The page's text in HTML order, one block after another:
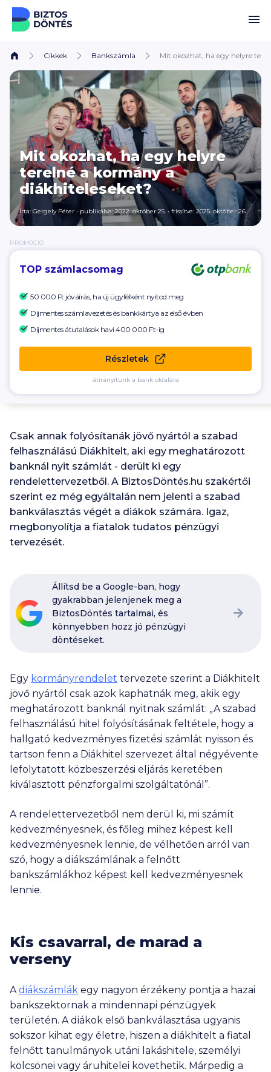
Ugrás a tartalomhoz
Cikkek Bankszámla Mit okozhat, ha egy helyre
Mit okozhat, ha egy helyre
terelné a kormány a
diákhiteleseket?
Írta:Gergely Péter • publikálva: 2022. október 25. • frissítve: 2025. október 26.
PROMÓCIÓ
TOP számlacsomag
50 000 Ft jóváírás, ha új ügyfélként nyitod meg
Díjmentes számlavezetés és bankkártya az első évben
Díjmentes átutalások havi 400 000 Ft-ig
Részletek
átirányítunk a bank oldalára
Csak annak folyósítanák jövő nyártól a szabad
felhasználású Diákhitelt, aki egy meghatározott
banknál nyit számlát - derült ki egy
rendelettervezetből. A BiztosDöntés.hu szakértői
szerint ez még egyáltalán nem jelenti a szabad
bankválasztás végét a diákok számára. Igaz,
megbonyolítja a fiatalok tudatos pénzügyi
tervezését.
Állítsd be a Google-ban, hogy
gyakrabban jelenjenek meg a
BiztosDöntés tartalmai, és
könnyebben hozz jó pénzügyi
döntéseket.
Egy kormányrendelet tervezete szerint a Diákhitelt
jövő nyártól csak azok kaphatnák meg, akik egy
meghatározott banknál nyitnak számlát: „A szabad
felhasználású hitel folyósításának feltétele, hogy a
hallgató kedvezményes fizetési számlát nyisson és
tartson fenn a Diákhitel szervezet által négyévente
lefolytatott közbeszerzési eljárás keretében
kiválasztott pénzforgalmi szolgáltatónál”.
A rendelettervezetből nem derül ki, mi számít
kedvezményesnek, és főleg mihez képest kell
kedvezményesnek lennie, de vélhetően arról van
szó, hogy a diákszámlának a felnőtt
bankszámlákhoz képest kell kedvezményesnek
lennie.
Kis csavarral, de marad a
verseny
Adiákszámlák egy nagyon érzékeny pontja a hazai
bankszektornak a mindennapi pénzügyek
területén. A diákok első bankválasztása ugyanis
sokszor kihat egy életre, hiszen a diákhitelt a fiatal
felnőtt tanulmányok utáni lakáshitele, személyi
kölcsönei vagy áruhitelei követhetik. Márpedig a